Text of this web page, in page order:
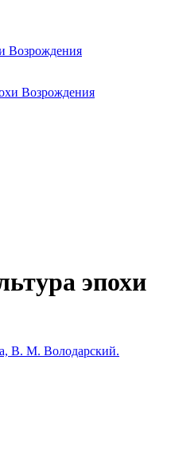
Возрождения
эпохи
В. М. Володарский.